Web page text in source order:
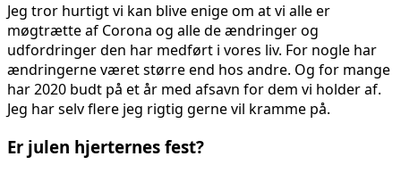
Jeg tror hurtigt vi kan blive enige om at vi alle er
møgtrætte af Corona og alle de ændringer og
udfordringer den har medført i vores liv. For nogle har
ændringerne været større end hos andre. Og for mange
har 2020 budt på et år med afsavn for dem vi holder af.
Jeg har selv flere jeg rigtig gerne vil kramme på.
Er julen hjerternes fest?